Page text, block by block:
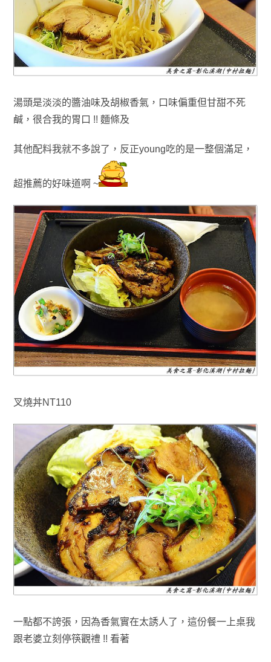
湯頭是淡淡的醬油味及胡椒香氣，口味偏重但甘甜不死
鹹，很合我的胃口 !! 麵條及
其他配料我就不多說了 ，反正young吃的是一整個滿足 ，
超推薦的好味道啊 ~
叉燒丼NT110
一點都不誇張， 因為香氣實在太誘人了 ， 這份餐一上桌我
跟老婆立刻停筷觀禮 !! 看著